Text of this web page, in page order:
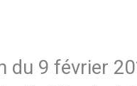
du 9 février